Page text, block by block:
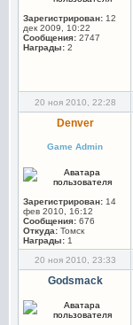
Зарегистрирован: 12
дек 2009, 10:22
Сообщения: 2747
Награды: 2
20 ноя 2010, 22:28
Denver
Game Admin
Зарегистрирован: 14
фев 2010, 16:12
Сообщения: 676
Откуда: Томск
Награды: 1
20 ноя 2010, 23:33
Godsmack